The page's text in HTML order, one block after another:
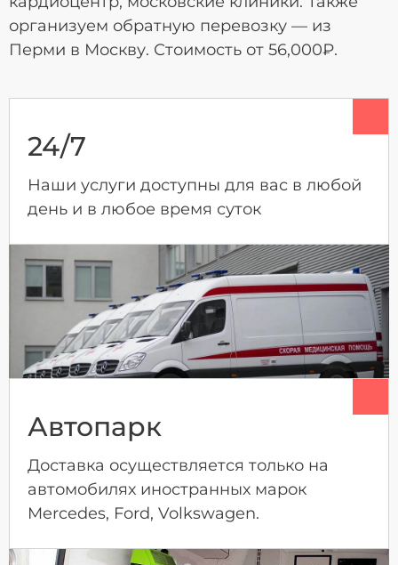
24/7
Наши услуги доступны для вас в любой
день и в любое время суток
организуем обратную перевозку — из
Перми в Москву. Стоимость от 56,000₽.
Автопарк
Доставка осуществляется только на
автомобилях иностранных марок
Mercedes, Ford, Volkswagen.